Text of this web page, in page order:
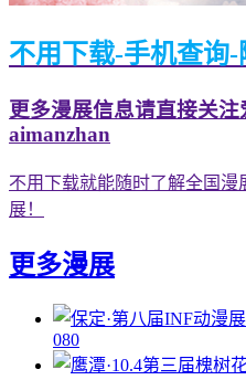
不用下载-手机查询
更多漫展信息请直接关注
aimanzhan
不用下载就能随时了解全国
展！
更多漫展
080